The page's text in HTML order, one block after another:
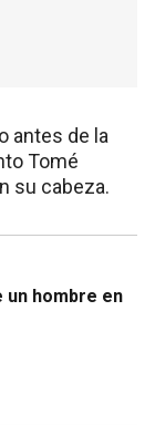
antes de la
Tomé
su cabeza.
un hombre en